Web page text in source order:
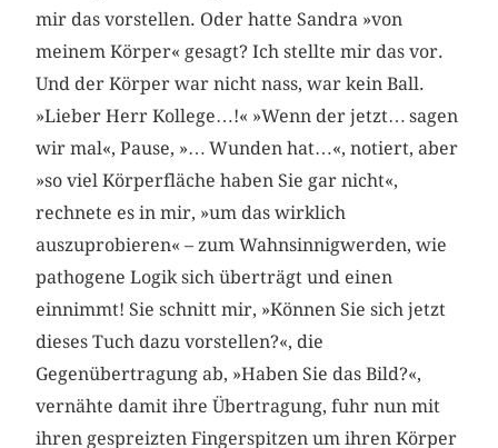
mir das vorstellen. Oder hatte Sandra »von
meinem Körper« gesagt? Ich stellte mir das vor.
Und der Körper war nicht nass, war kein Ball.
»Lieber Herr Kollege…!« »Wenn der jetzt… sagen
wir mal«, Pause, »… Wunden hat…«, notiert, aber
»so viel Körperfläche haben Sie gar nicht«,
rechnete es in mir, »um das wirklich
auszuprobieren« – zum Wahnsinnigwerden, wie
pathogene Logik sich überträgt und einen
einnimmt! Sie schnitt mir, »Können Sie sich jetzt
dieses Tuch dazu vorstellen?«, die
Gegenübertragung ab, »Haben Sie das Bild?«,
vernähte damit ihre Übertragung, fuhr nun mit
ihren gespreizten Fingerspitzen um ihren Körper